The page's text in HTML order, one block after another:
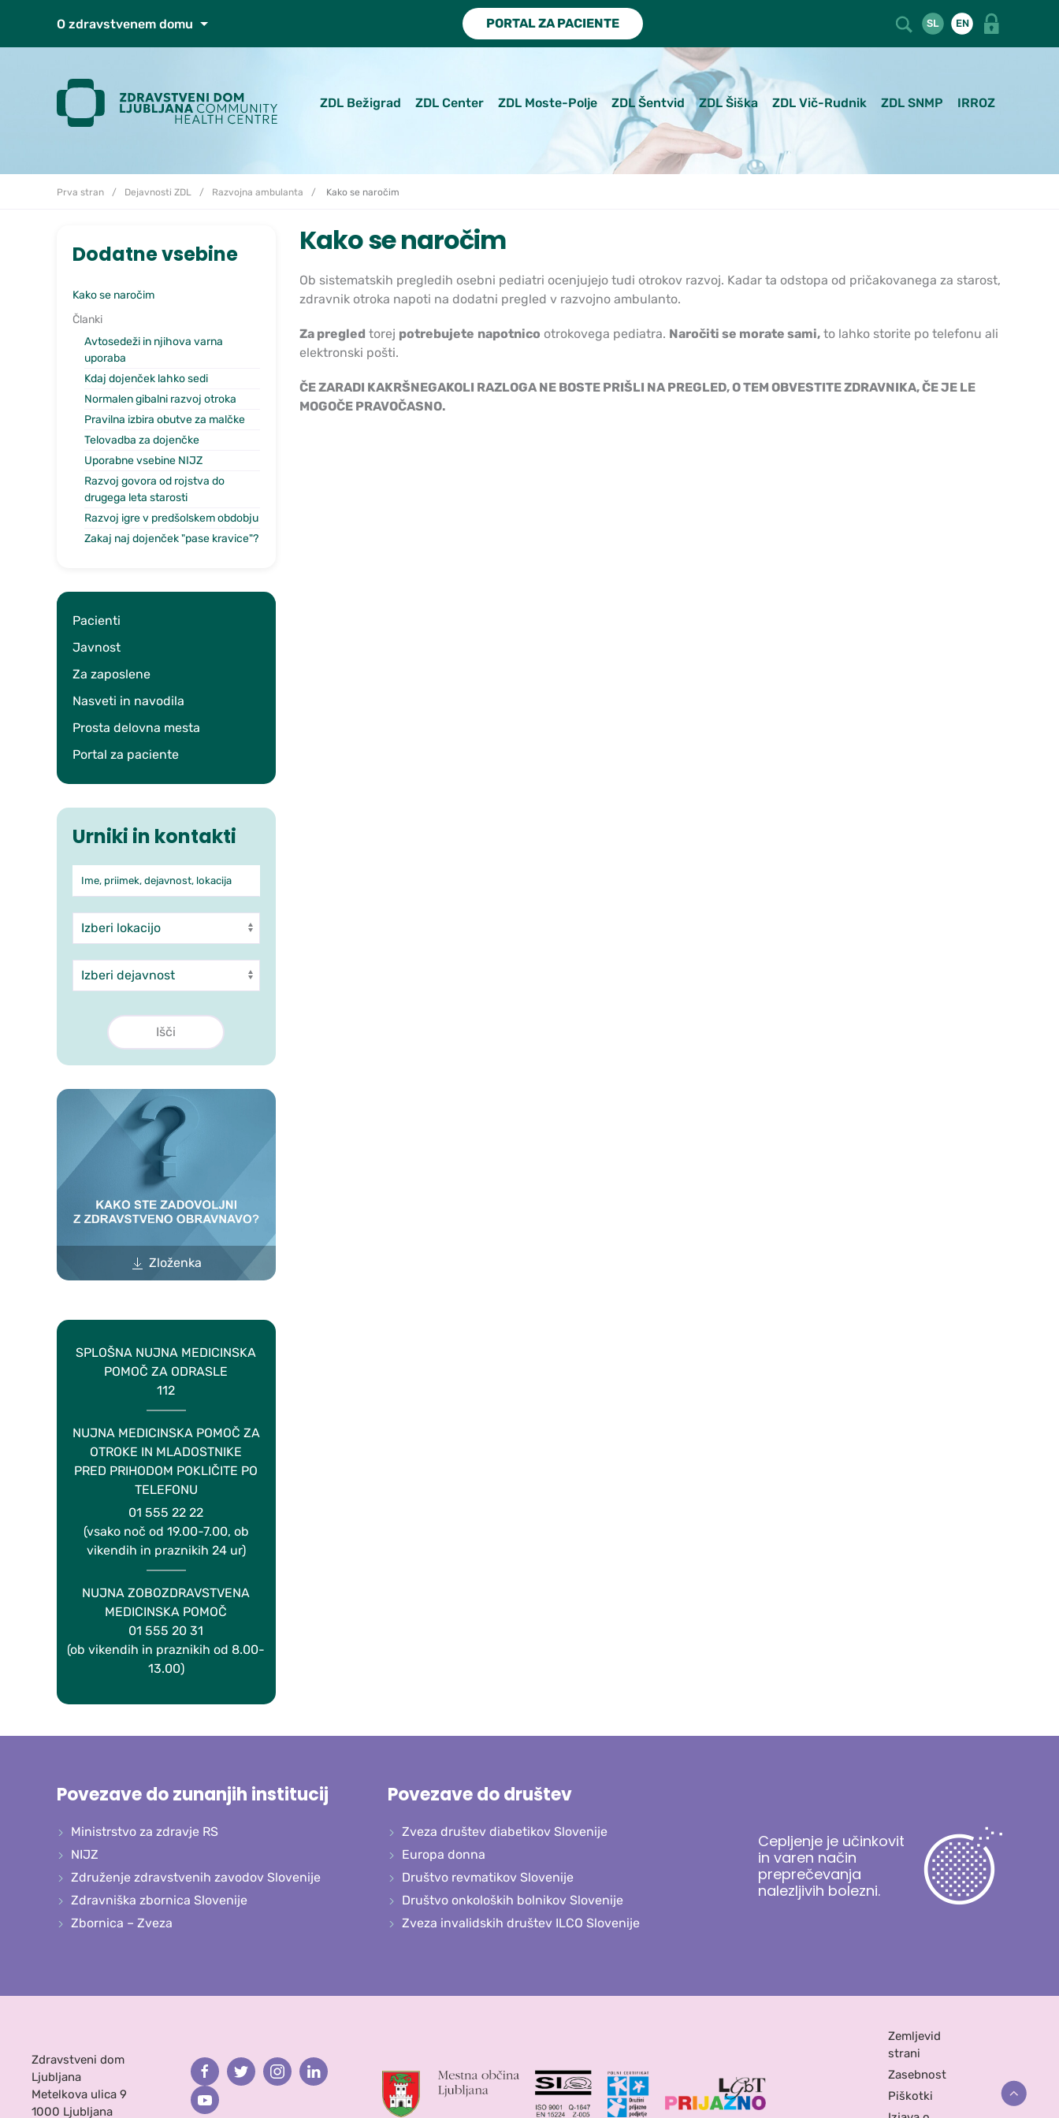
O zdravstvenem domu
PORTAL ZA PACIENTE SL EN
ZDL Bežigrad ZDL Center ZDL Moste-Polje ZDL Šentvid ZDL Šiška ZDL Vič-Rudnik ZDL SNMP IRROZ
Prva stran Dejavnosti ZDL Razvojna ambulanta Kako se naročim
Dodatne vsebine
Kako se naročim
Članki
Avtosedeži in njihova varna
uporaba
Kdaj dojenček lahko sedi
Normalen gibalni razvoj otroka
Pravilna izbira obutve za malčke
Telovadba za dojenčke
Uporabne vsebine NIJZ
Razvoj govora od rojstva do
drugega leta starosti
Razvoj igre v predšolskem obdobju
Zakaj naj dojenček "pase kravice"?
Pacienti
Javnost
Za zaposlene
Nasveti in navodila
Prosta delovna mesta
Portal za paciente
Urniki in kontakti
Iskanje po ambulantah in zdravnikih
Ime, priimek, dejavnost, lokacija
Enota
Dejavnost
Zloženka
SPLOŠNA NUJNA MEDICINSKA
POMOČ ZA ODRASLE
112
NUJNA MEDICINSKA POMOČ ZA
OTROKE IN MLADOSTNIKE
PRED PRIHODOM POKLIČITE PO
TELEFONU
01 555 22 22
(vsako noč od 19.00-7.00, ob
vikendih in praznikih 24 ur)
NUJNA ZOBOZDRAVSTVENA
MEDICINSKA POMOČ
01 555 20 31
(ob vikendih in praznikih od 8.00-
13.00)
Kako se naročim
Ob sistematskih pregledih osebni pediatri ocenjujejo tudi otrokov razvoj. Kadar ta odstopa od pričakovanega za starost,
zdravnik otroka napoti na dodatni pregled v razvojno ambulanto.
Za pregled torej potrebujete napotnico otrokovega pediatra. Naročiti se morate sami,to lahko storite po telefonu ali
elektronski pošti.
ČE ZARADI KAKRŠNEGAKOLI RAZLOGA NE BOSTE PRIŠLI NA PREGLED, O TEM OBVESTITE ZDRAVNIKA, ČE JE LE
MOGOČE PRAVOČASNO.
Povezave do zunanjih institucij
Ministrstvo za zdravje RS
NIJZ
Združenje zdravstvenih zavodov Slovenije
Zdravniška zbornica Slovenije
Zbornica – Zveza
Povezave do društev
Zveza društev diabetikov Slovenije
Europa donna
Društvo revmatikov Slovenije
Društvo onkoloških bolnikov Slovenije
Zveza invalidskih društev ILCO Slovenije
Cepljenje je učinkovit
in varen način
preprečevanja
nalezljivih bolezni.
Zdravstveni dom
Ljubljana
Metelkova ulica 9
1000 Ljubljana
FacebookTwitterInstagramLinkedin
Youtube
Zemljevid
strani
Zasebnost
Piškotki